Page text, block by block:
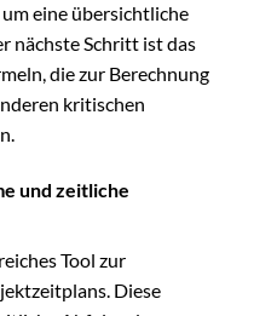
eine übersichtliche
nächste Schritt ist das
die zur Berechnung
kritischen
und zeitliche
Tool zur
Diese